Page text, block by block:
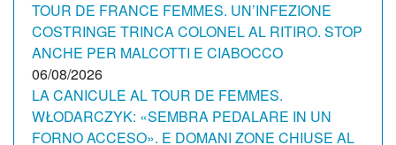
TOUR DE FRANCE FEMMES. UN’INFEZIONE
COSTRINGE TRINCA COLONEL AL RITIRO. STOP
ANCHE PER MALCOTTI E CIABOCCO
06/08/2026
LA CANICULE AL TOUR DE FEMMES.
WŁODARCZYK: «SEMBRA PEDALARE IN UN
FORNO ACCESO». E DOMANI ZONE CHIUSE AL